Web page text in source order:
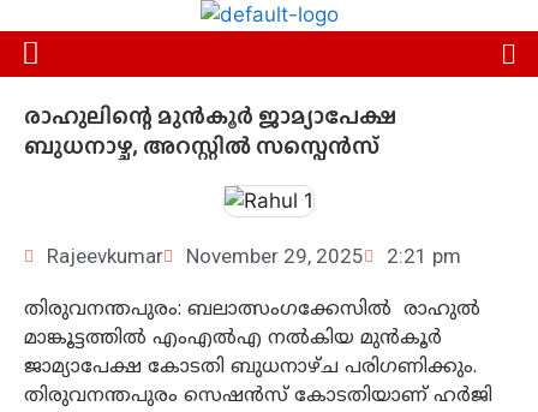
രാഹുലിന്റെ മുന്‍കൂര്‍ ജാമ്യാപേക്ഷ
ബുധനാഴ്ച, അറസ്റ്റില്‍ സസ്പെന്‍സ്
Rajeevkumar November 29, 2025 2:21 pm
തിരുവനന്തപുരം: ബലാത്സംഗക്കേസില്‍ രാഹുല്‍
മാങ്കൂട്ടത്തില്‍ എംഎല്‍എ നല്‍കിയ മുന്‍കൂര്‍
ജാമ്യാപേക്ഷ കോടതി ബുധനാഴ്ച പരിഗണിക്കും.
തിരുവനന്തപുരം സെഷന്‍സ് കോടതിയാണ് ഹര്‍ജി